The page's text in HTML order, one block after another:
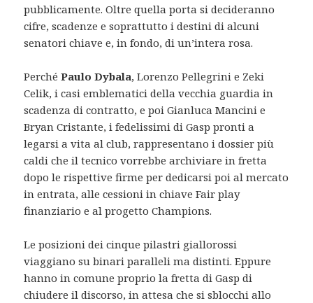
pubblicamente. Oltre quella porta si decideranno
cifre, scadenze e soprattutto i destini di alcuni
senatori chiave e, in fondo, di un’intera rosa.
PerchéPaulo Dybala, Lorenzo Pellegrini e Zeki
Celik, i casi emblematici della vecchia guardia in
scadenza di contratto, e poi Gianluca Mancini e
Bryan Cristante, i fedelissimi di Gasp pronti a
legarsi a vita al club, rappresentano i dossier più
caldi che il tecnico vorrebbe archiviare in fretta
dopo le rispettive firme per dedicarsi poi al mercato
in entrata, alle cessioni in chiave Fair play
finanziario e al progetto Champions.
Le posizioni dei cinque pilastri giallorossi
viaggiano su binari paralleli ma distinti. Eppure
hanno in comune proprio la fretta di Gasp di
chiudere il discorso, in attesa che si sblocchi allo